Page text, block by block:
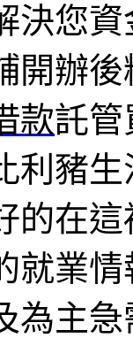
決您
開辦
款託管
利豬生
的在
就業
為主